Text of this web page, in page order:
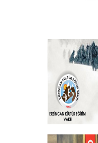
Vakıf
Sehitlerimizi